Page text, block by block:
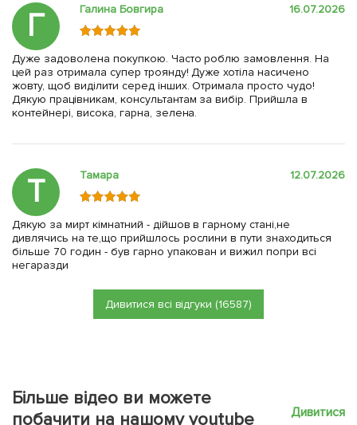
Г Галина Бовгира 16.07.2026
Дуже задоволена покупкою. Часто роблю замовлення. На
цей раз отримала супер троянду! Дуже хотіла насичено
жовту, щоб виділити серед інших. Отримала просто чудо!
Дякую працівникам, консультантам за вибір. Прийшла в
контейнері, висока, гарна, зелена.
Т Тамара 12.07.2026
Дякую за мирт кімнатний - дійшов в гарному стані,не
дивлячись на те,що прийшлось рослини в пути знаходиться
більше 70 годин - був гарно упакован и вижил попри всі
негаразди
Дивитися всі відгуки (16587)
Більше відео ви можете
побачити на нашому youtube
Дивитися